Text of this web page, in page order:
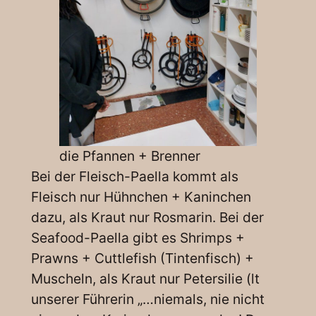
die Pfannen + Brenner
Bei der Fleisch-Paella kommt als
Fleisch nur Hühnchen + Kaninchen
dazu, als Kraut nur Rosmarin. Bei der
Seafood-Paella gibt es Shrimps +
Prawns + Cuttlefish (Tintenfisch) +
Muscheln, als Kraut nur Petersilie (lt
unserer Führerin „…niemals, nie nicht